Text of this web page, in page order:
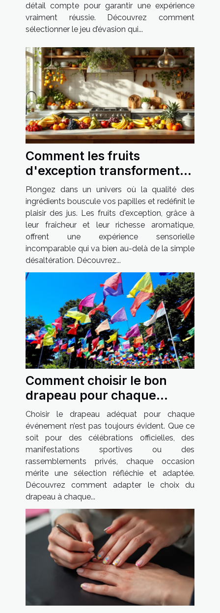
détail compte pour garantir une expérience
vraiment réussie. Découvrez comment
sélectionner le jeu d’évasion qui...
Comment les fruits
d'exception transforment
votre expérience des jus ?
Plongez dans un univers où la qualité des
ingrédients bouscule vos papilles et redéfinit le
plaisir des jus. Les fruits d'exception, grâce à
leur fraîcheur et leur richesse aromatique,
offrent une expérience sensorielle
incomparable qui va bien au-delà de la simple
désaltération. Découvrez...
Comment choisir le bon
drapeau pour chaque
occasion ?
Choisir le drapeau adéquat pour chaque
événement n’est pas toujours évident. Que ce
soit pour des célébrations officielles, des
manifestations sportives ou des
rassemblements privés, chaque occasion
mérite une sélection réfléchie et adaptée.
Découvrez comment adapter le choix du
drapeau à chaque...